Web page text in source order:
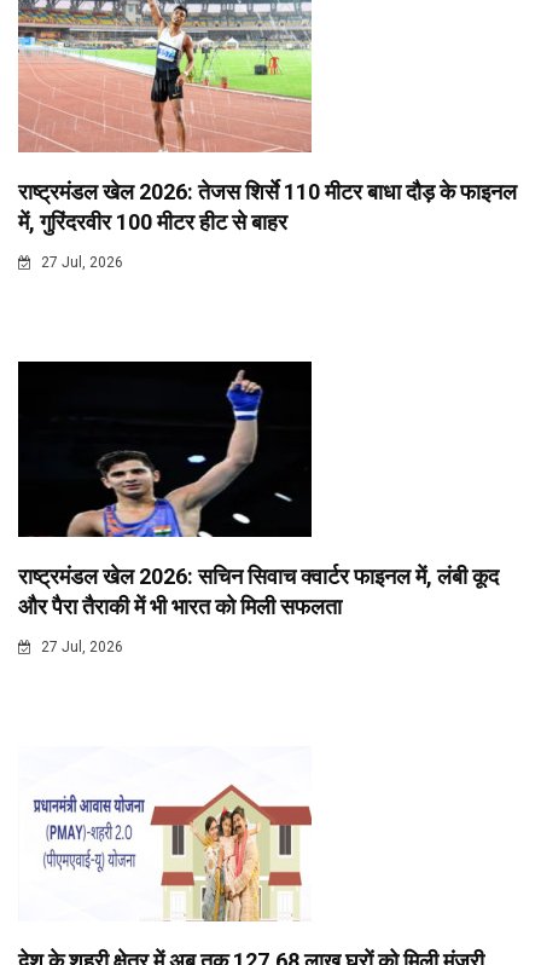
राष्ट्रमंडल खेल 2026: तेजस शिर्से 110 मीटर बाधा दौड़ के फाइनल
में, गुरिंदरवीर 100 मीटर हीट से बाहर
27 Jul, 2026
राष्ट्रमंडल खेल 2026: सचिन सिवाच क्वार्टर फाइनल में, लंबी कूद
और पैरा तैराकी में भी भारत को मिली सफलता
27 Jul, 2026